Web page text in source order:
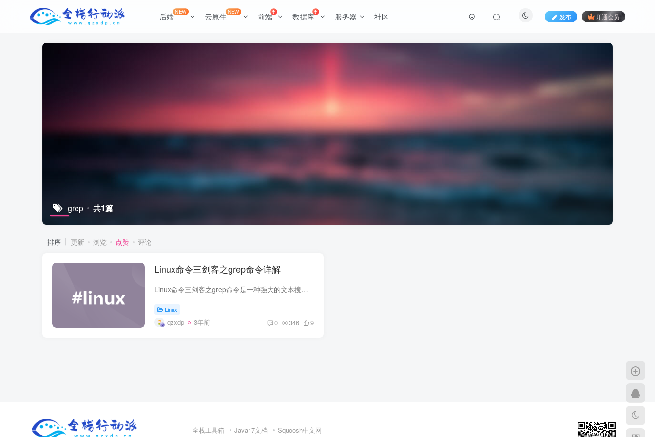
后端NEW 云原生NEW 前端 数据库 服务器 社区 发布 开通会员
grep 共1篇
排序 更新 浏览 点赞 评论
Linux命令三剑客之grep命令详解
Linux命令三剑客之grep命令是一种强大的文本搜索工具，它能使用正则表达式搜索文本，并把匹配的行打印出来。用于过滤/搜索的特定字符。可使用正则表达式能配合多种命令使用，使用上十分灵活。
Linux
qzxdp 3年前 0 346 9
全栈工具箱 Java17文档 Squoosh中文网